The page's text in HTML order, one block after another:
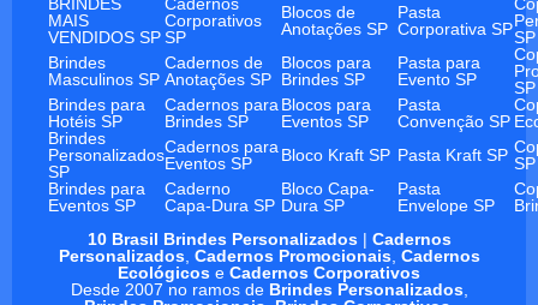
BRINDES
MAIS
VENDIDOS SP
Cadernos
Corporativos
SP
Blocos de
Anotações SP
Pasta
Corporativa SPSP
Brindes
Masculinos SP
Cadernos de
Anotações SP
Blocos para
Brindes SP
Pasta para
Evento SP
SP
Brindes para
Hotéis SP
Cadernos para
Brindes SP
Blocos para
Eventos SP
Pasta
Convenção SP
Brindes
Personalizados
SP
Cadernos para
Eventos SP
Bloco Kraft SP Pasta Kraft SP SP
Brindes para
Eventos SP
Caderno
Capa-Dura SP
Bloco Capa-
Dura SP
Pasta
Envelope SP
10 Brasil Brindes Personalizados| Cadernos
Personalizados, Cadernos Promocionais, Cadernos
Ecológicos e Cadernos Corporativos
Desde 2007 no ramos de Brindes Personalizados,